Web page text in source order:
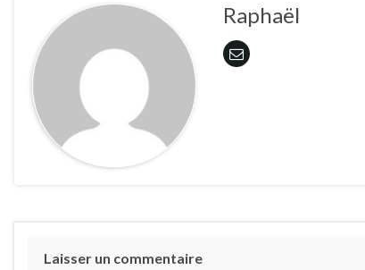
Raphaël
Laisser un commentaire